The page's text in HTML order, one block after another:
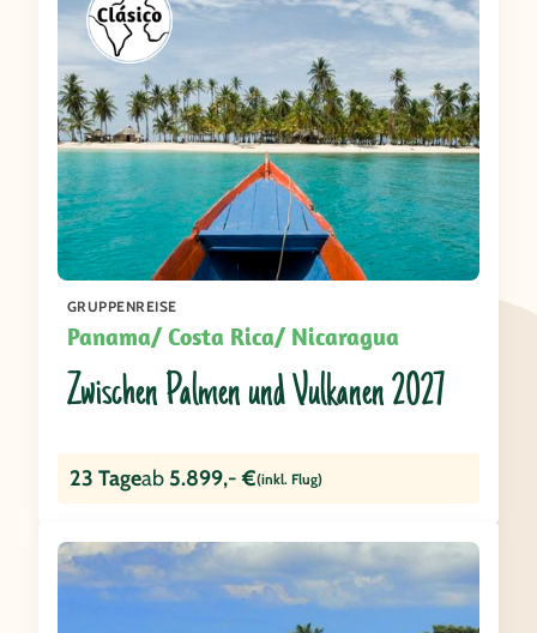
GRUPPENREISE
Panama/ Costa Rica/ Nicaragua
Zwischen Palmen und Vulkanen 2027
23 Tageab 5.899,- €(inkl. Flug)